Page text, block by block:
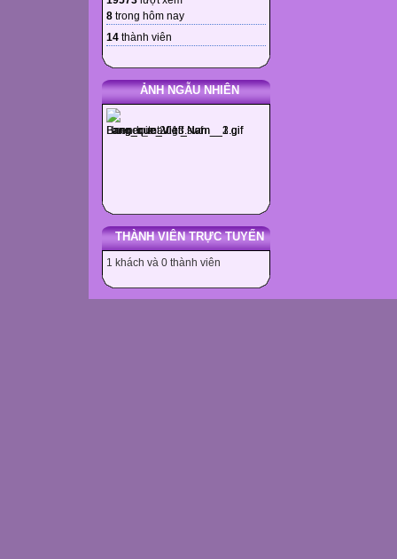
8 trong hôm nay
14 thành viên
ẢNH NGẪU NHIÊN
THÀNH VIÊN TRỰC TUYẾN
1 khách và 0 thành viên